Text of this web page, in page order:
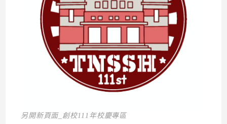
另開新頁面_創校111年校慶專區